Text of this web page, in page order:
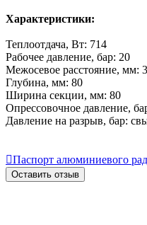
Характеристики:
Теплоотдача, Вт: 714
Рабочее давление, бар: 20
Межосевое расстояние, мм:
Глубина, мм: 80
Ширина секции, мм: 80
Опрессовочное давление,
Давление на разрыв, бар:
Паспорт алюминиевого
Оставить отзыв